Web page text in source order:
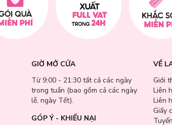
GIỜ MỞ CỬA
Từ 9:00 - 21:30 tất cả các ngày
trong tuần (bao gồm cả các ngày
lễ, ngày Tết).
GÓP Ý - KHIẾU NẠI
VỀ
Giới
Liên
Liên
Giấy